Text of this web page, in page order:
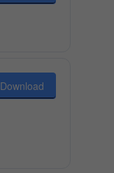
Download